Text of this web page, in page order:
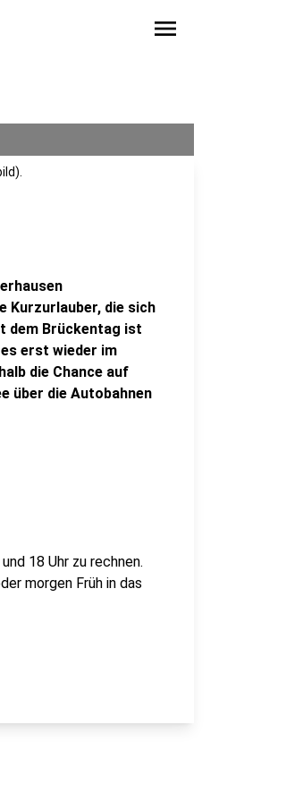
menu
Kurzurlauber, die sich
dem Brückentag ist
erst wieder im
die Chance auf
über die Autobahnen
18 Uhr zu rechnen.
morgen Früh in das